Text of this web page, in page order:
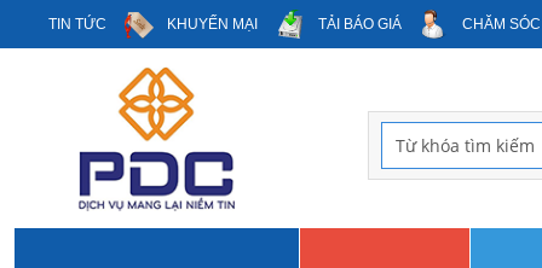
TIN TỨC KHUYẾN MẠI TẢI BÁO GIÁ CHĂM